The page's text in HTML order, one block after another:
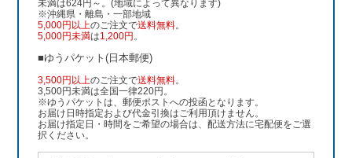
未満は624円～。(地域によって異なります)
※沖縄県・離島・一部地域
5,000円以上のご注文で送料無料。
5,000円未満は1,200円 。
■ゆうパケット(日本郵便)
3,500円以上のご注文で送料無料。
3,500円未満は全国一律220円。
※ゆうパケットは、郵便ポストへの投函となります。
お届け日時指定および代金引換はご利用頂けません。
お届け指定日・時間をご希望の場合は、配送方法に宅配便をご選
択ください。